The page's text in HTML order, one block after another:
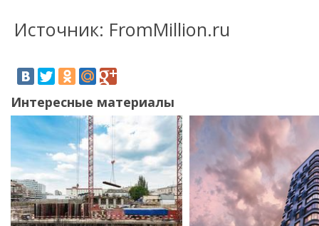
Источник: FromMillion.ru
Интересные материалы